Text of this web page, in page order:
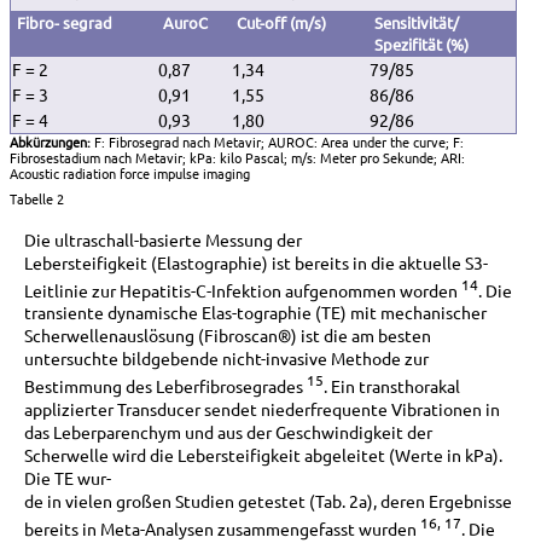
Fibro- segrad AuroC Cut-off (m/s)
Sensitivität/
Spezifität (%)
F = 2 0,87 1,34
79/85
F = 3
0,91 1,55
86/86
F = 4
0,93 1,80 92/86
Abkürzungen: F: Fibrosegrad nach Metavir; AUROC: Area under the curve; F:
Fibrosestadium nach Metavir; kPa: kilo Pascal; m/s: Meter pro Sekunde; ARI:
Acoustic radiation force impulse imaging
Tabelle 2
Die ultraschall-basierte Messung der
Lebersteifigkeit (Elastographie) ist bereits in die aktuelle S3-
Leitlinie zur Hepatitis-C-Infektion aufgenommen worden 14 . Die
transiente dynamische Elas-tographie (TE) mit mechanischer
Scherwellenauslösung (Fibroscan®) ist die am besten
untersuchte bildgebende nicht-invasive Methode zur
Bestimmung des Leberfibrosegrades 15. Ein transthorakal
applizierter Transducer sendet niederfrequente Vibrationen in
das Leberparenchym und aus der Geschwindigkeit der
Scherwelle wird die Lebersteifigkeit abgeleitet (Werte in kPa).
Die TE wur-
de in vielen großen Studien getestet (Tab. 2a), deren Ergebnisse
bereits in Meta-Analysen zusammengefasst wurden 16, 17. Die